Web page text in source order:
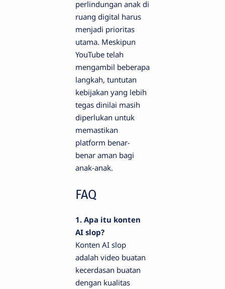
perlindungan anak di
ruang digital harus
menjadi prioritas
utama. Meskipun
YouTube telah
mengambil beberapa
langkah, tuntutan
kebijakan yang lebih
tegas dinilai masih
diperlukan untuk
memastikan
platform benar-
benar aman bagi
anak-anak.
FAQ
1. Apa itu konten
AI slop?
Konten AI slop
adalah video buatan
kecerdasan buatan
dengan kualitas